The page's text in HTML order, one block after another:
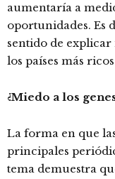
aumentaría a
oportunidades. Es
sentido de
los países más
¿Miedo a los
La forma en que
principales
tema demuestra